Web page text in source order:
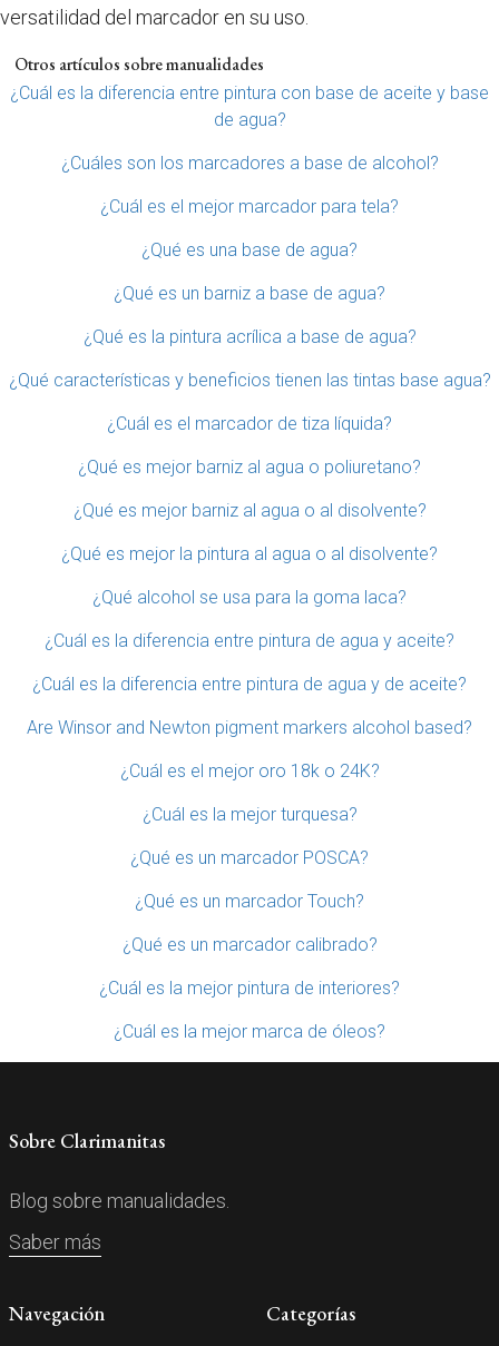
versatilidad del marcador en su uso.
Otros artículos sobre manualidades
¿Cuál es la diferencia entre pintura con base de aceite y base
de agua?
¿Cuáles son los marcadores a base de alcohol?
¿Cuál es el mejor marcador para tela?
¿Qué es una base de agua?
¿Qué es un barniz a base de agua?
¿Qué es la pintura acrílica a base de agua?
¿Qué características y beneficios tienen las tintas base agua?
¿Cuál es el marcador de tiza líquida?
¿Qué es mejor barniz al agua o poliuretano?
¿Qué es mejor barniz al agua o al disolvente?
¿Qué es mejor la pintura al agua o al disolvente?
¿Qué alcohol se usa para la goma laca?
¿Cuál es la diferencia entre pintura de agua y aceite?
¿Cuál es la diferencia entre pintura de agua y de aceite?
Are Winsor and Newton pigment markers alcohol based?
¿Cuál es el mejor oro 18k o 24K?
¿Cuál es la mejor turquesa?
¿Qué es un marcador POSCA?
¿Qué es un marcador Touch?
¿Qué es un marcador calibrado?
¿Cuál es la mejor pintura de interiores?
¿Cuál es la mejor marca de óleos?
Sobre Clarimanitas
Blog sobre manualidades.
Saber más
Navegación Categorías